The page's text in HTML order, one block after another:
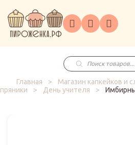
ГлавнаяКаталог
на
заказ
Праздники
клиентам
Поиск
товаров
Главная
> Магазин капкейков и
пряники
> День учителя >